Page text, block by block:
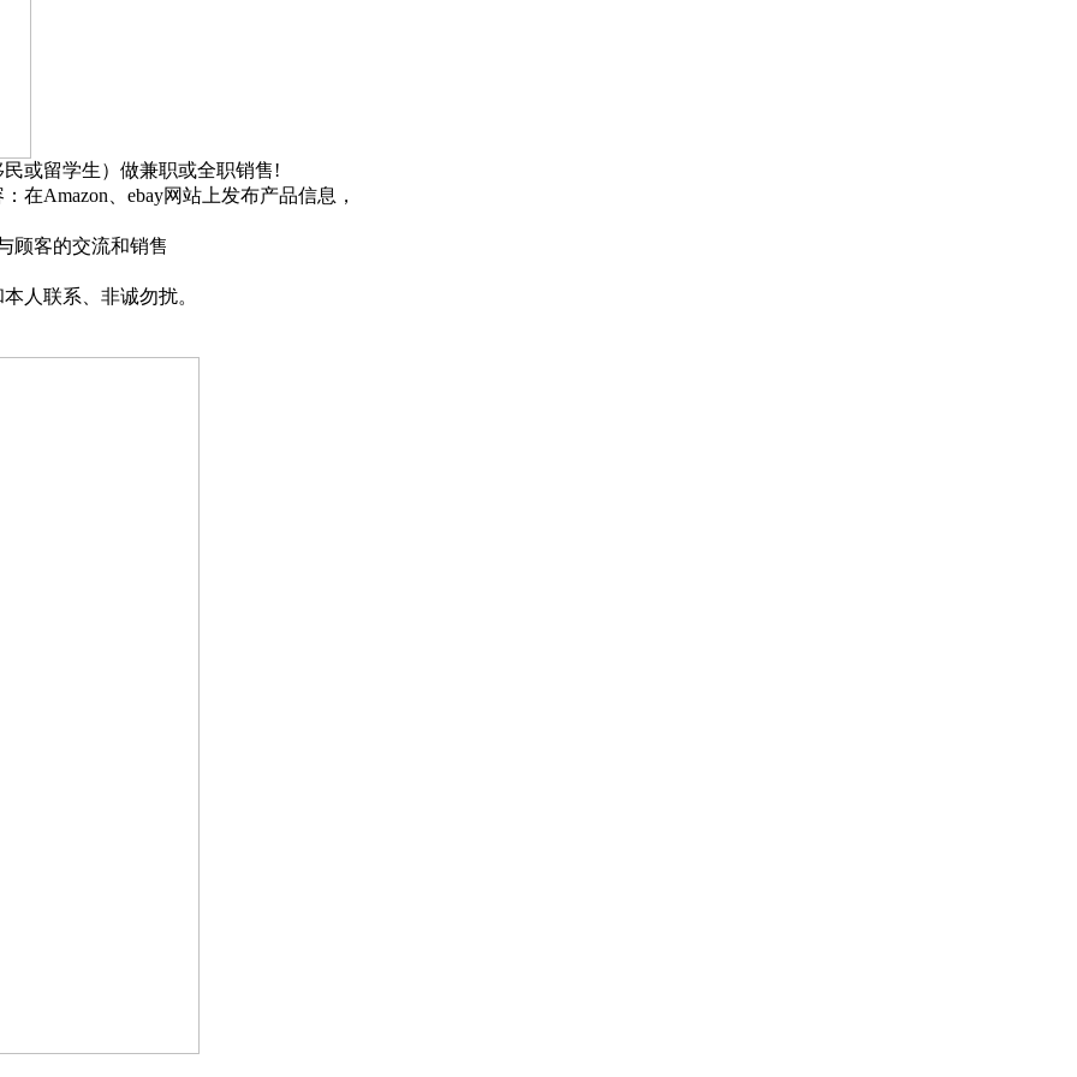
或留学生）做兼职或全职销售!
在Amazon、ebay网站上发布产品信息，
完成与顾客的交流和销售
联系、非诚勿扰。